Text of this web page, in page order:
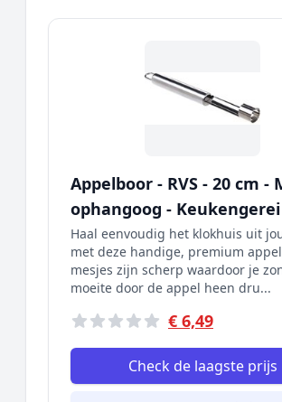
Appelboor - RVS - 20 cm -
ophangoog - Keukengerei
Haal eenvoudig het klokhuis uit
met deze handige, premium
mesjes zijn scherp waardoor je
moeite door de appel heen dru...
€ 6,49
Check de laagste prijs